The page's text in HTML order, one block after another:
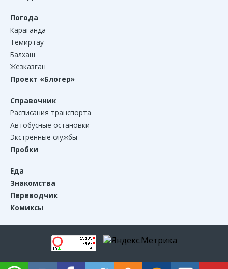
Погода
Караганда
Темиртау
Балхаш
Жезказган
Проект «Блогер»
Справочник
Расписания транспорта
Автобусные остановки
Экстренные службы
Пробки
Еда
Знакомства
Переводчик
Комиксы